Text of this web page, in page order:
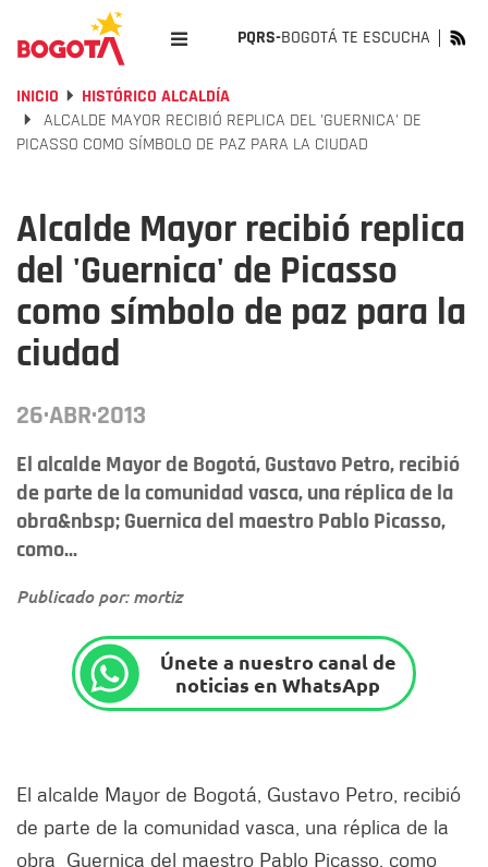
PQRS-BOGOTÁ TE ESCUCHA
INICIO
HISTÓRICO ALCALDÍA
ALCALDE MAYOR RECIBIÓ REPLICA DEL 'GUERNICA' DE
PICASSO COMO SÍMBOLO DE PAZ PARA LA CIUDAD
Alcalde Mayor recibió replica
del 'Guernica' de Picasso
como símbolo de paz para la
ciudad
26·ABR·2013
El alcalde Mayor de Bogotá, Gustavo Petro, recibió
de parte de la comunidad vasca, una réplica de la
obra&nbsp; Guernica del maestro Pablo Picasso,
como...
Publicado por: mortiz
Únete a nuestro canal de
noticias en WhatsApp
El alcalde Mayor de Bogotá, Gustavo Petro, recibió
de parte de la comunidad vasca, una réplica de la
obra Guernica del maestro Pablo Picasso, como